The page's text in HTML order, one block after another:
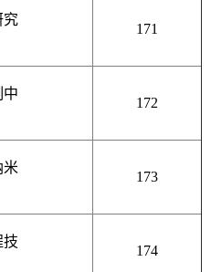
究
171
中
172
米
173
技
174